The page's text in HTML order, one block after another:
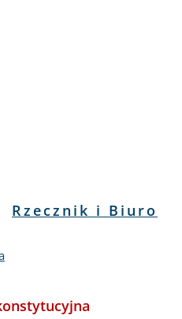
Rzecznik i Biuro